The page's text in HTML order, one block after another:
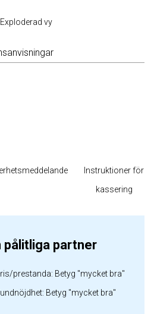
Exploderad vy
Instruktioner för
kassering
pålitliga partner
prestanda: Betyg "mycket bra"
Betyg "mycket bra"